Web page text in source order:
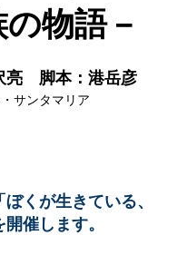
物語－
亮 脚本：港岳彦
サンタマリア
くが生きている、
催します。